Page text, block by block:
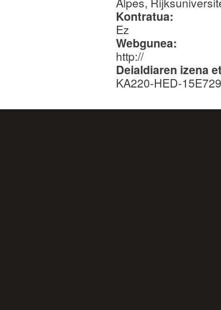
Kontratua:
Ez
Webgunea:
http://
Deialdiaren izena
KA220-HED-